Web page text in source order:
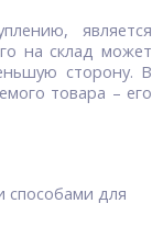
является
на склад может
сторону. В
товара – его
способами для